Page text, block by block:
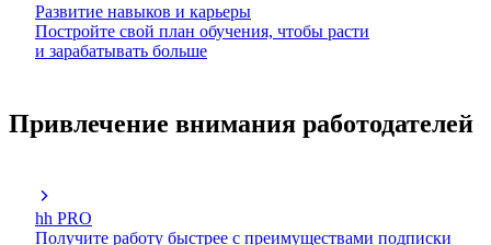
Развитие навыков и карьеры
Постройте свой план обучения, чтобы расти
и зарабатывать больше
Привлечение внимания работодателей
hh PRO
Получите работу быстрее с преимуществами подписки